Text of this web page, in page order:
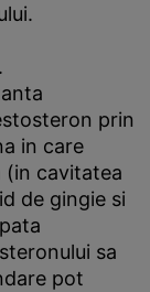
.
prin
in care
(in cavitatea
de gingie si
sa
pot